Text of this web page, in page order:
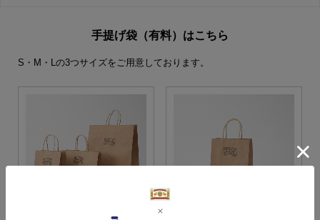
手提げ袋（有料）はこちら
S・M・Lの3つサイズをご用意しております。